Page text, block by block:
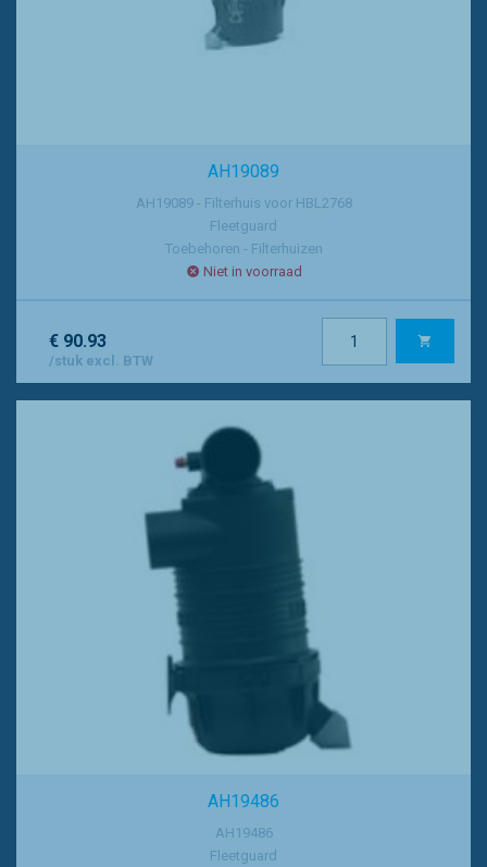
AH19089
AH19089 - Filterhuis voor HBL2768
Fleetguard
Toebehoren - Filterhuizen
Niet in voorraad
€ 90.93
/stuk excl. BTW
AH19486
AH19486
Fleetguard